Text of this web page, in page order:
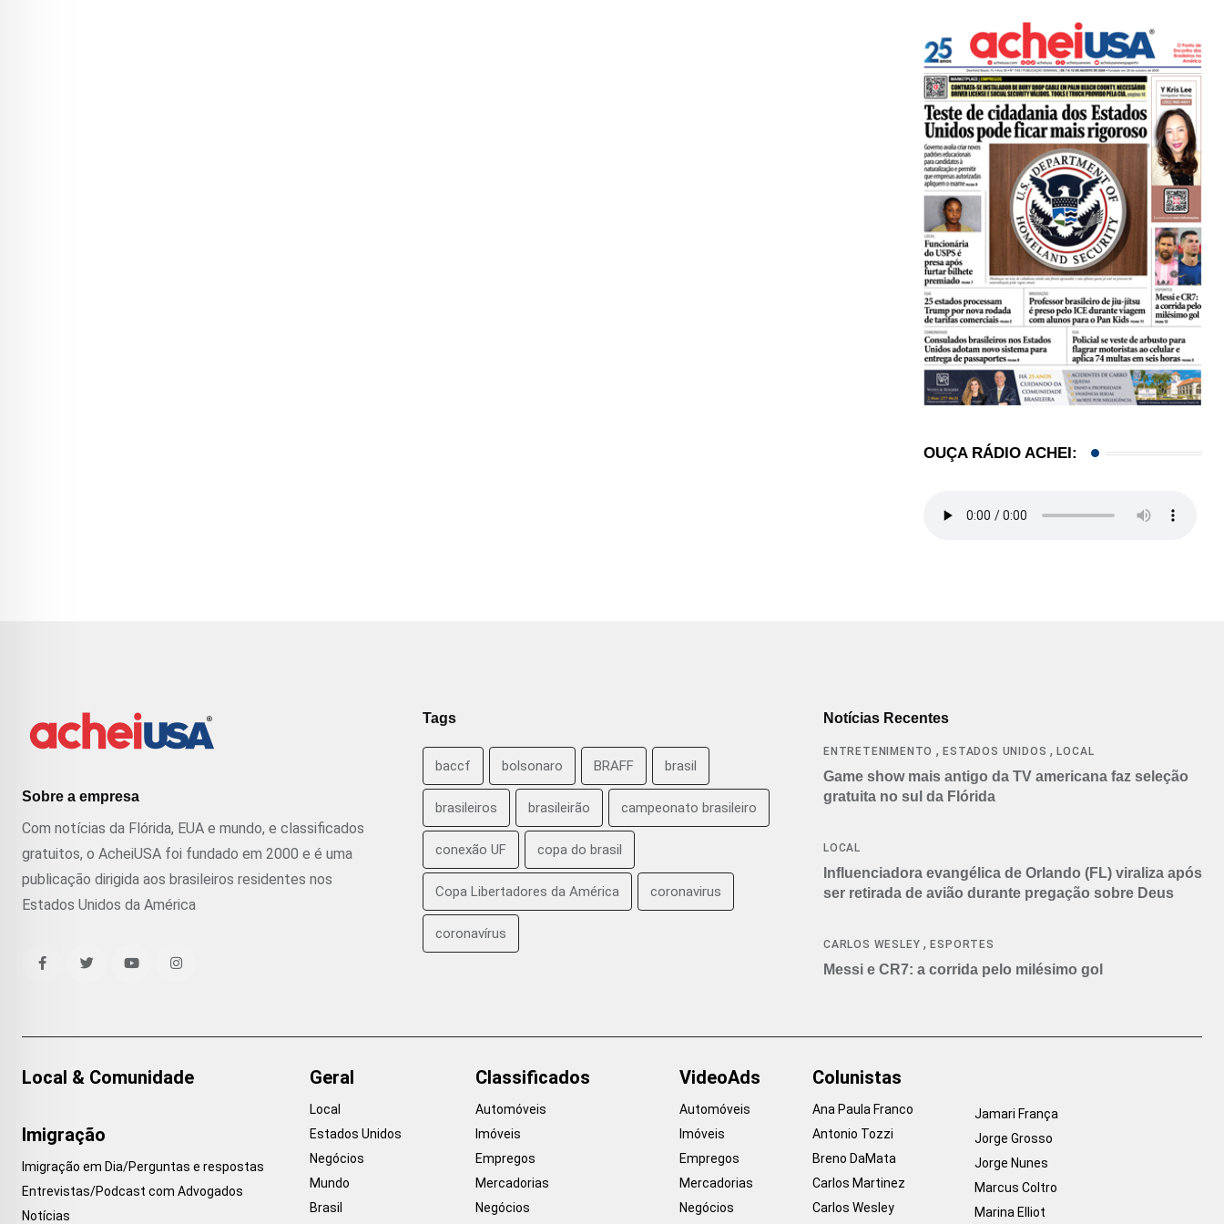
OUÇA RÁDIO ACHEI:
Sobre a empresa
Com notícias da Flórida, EUA e mundo, e classificados
gratuitos, o AcheiUSA foi fundado em 2000 e é uma
publicação dirigida aos brasileiros residentes nos
Estados Unidos da América
Tags
baccf bolsonaro BRAFF brasil
brasileiros brasileirão campeonato brasileiro
conexão UF copa do brasil
Copa Libertadores da América coronavirus
coronavírus
Notícias Recentes
ENTRETENIMENTO ,ESTADOS UNIDOS ,LOCAL
Game show mais antigo da TV americana faz seleção
gratuita no sul da Flórida
LOCAL
Influenciadora evangélica de Orlando (FL) viraliza após
ser retirada de avião durante pregação sobre Deus
CARLOS WESLEY ,ESPORTES
Messi e CR7: a corrida pelo milésimo gol
Local & Comunidade
Imigração
Imigração em Dia/Perguntas e respostas
Entrevistas/Podcast com Advogados
Notícias
Geral
Local
Estados Unidos
Negócios
Mundo
Brasil
Classificados
Automóveis
Imóveis
Empregos
Mercadorias
Negócios
VideoAds
Automóveis
Imóveis
Empregos
Mercadorias
Negócios
Colunistas
Ana Paula Franco
Antonio Tozzi
Breno DaMata
Carlos Martinez
Carlos Wesley
Jamari França
Jorge Grosso
Jorge Nunes
Marcus Coltro
Marina Elliot